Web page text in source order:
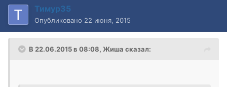
Тимур35
Опубликовано 22 июня, 2015
В 22.06.2015 в 08:08, Жиша сказал: